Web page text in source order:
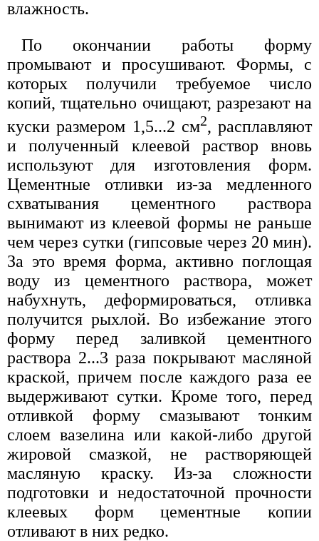
влажность.
По окончании работы форму
промывают и просушивают. Формы, с
которых получили требуемое число
копий, тщательно очищают, разрезают на
куски размером 1,5...2 см2, расплавляют
и полученный клеевой раствор вновь
используют для изготовления форм.
Цементные отливки из-за медленного
схватывания цементного раствора
вынимают из клеевой формы не раньше
чем через сутки (гипсовые через 20 мин).
За это время форма, активно поглощая
воду из цементного раствора, может
набухнуть, деформироваться, отливка
получится рыхлой. Во избежание этого
форму перед заливкой цементного
раствора 2...3 раза покрывают масляной
краской, причем после каждого раза ее
выдерживают сутки. Кроме того, перед
отливкой форму смазывают тонким
слоем вазелина или какой-либо другой
жировой смазкой, не растворяющей
масляную краску. Из-за сложности
подготовки и недостаточной прочности
клеевых форм цементные копии
отливают в них редко.